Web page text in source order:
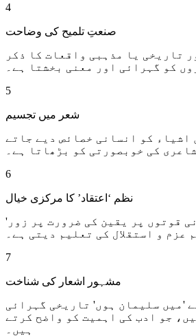
4
صنعتِ تلمیح کی وضاحت
تاریخی یا مذہبی واقعات کا ذکر
کو گہرائی اور معنی بخشتا ہے۔
5
شعر میں تجسیم
اشیاء کو انسانی خصائص دیے جاتے
کی خوبصورتی کو بڑھاتا ہے۔
6
نظم ‘اعتقاد’ کا مرکزی خیال
'اعتقاد' میں روحانی قوتوں پر یقین کی ضرورت پر زور
عزم و استقلال کی تعلیم دیتی ہے۔
7
مشہور اشعار کی شناخت
'میں سلیمان ہوں' تاریخی گہرائی
جو ادب کی اہمیت کو واضح کرتے
ہیں۔